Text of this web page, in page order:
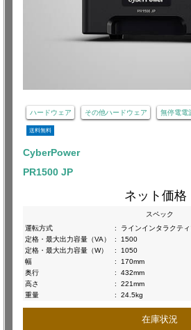
ハードウェア その他ハードウェア 無停電電
送料無料
CyberPower
PR1500 JP
ネット価格
スペック
運転方式
:
ラインインタラクテ
定格・最大出力容量（VA）
:
1500
定格・最大出力容量（W）
:
1050
幅
:
170mm
奥行
:
432mm
高さ
:
221mm
重量
: 24.5kg
在庫状況